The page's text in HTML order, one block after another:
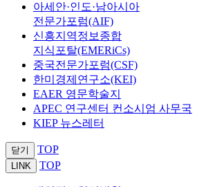
아세안·인도·남아시아
전문가포럼(AIF)
신흥지역정보종합
지식포탈(EMERiCs)
중국전문가포럼(CSF)
한미경제연구소(KEI)
EAER 영문학술지
APEC 연구센터 컨소시엄 사무국
KIEP 뉴스레터
닫기 TOP
LINK TOP